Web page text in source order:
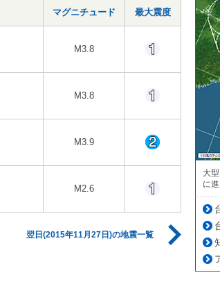
マグニチュード 最大震度
M3.8
M3.8
M3.9
M2.6
翌日(2015年11月27日)の地震一覧
大
に